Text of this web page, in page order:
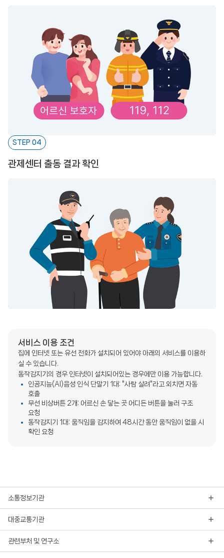
STEP 04
관제센터 출동 결과 확인
서비스 이용 조건
집에 인터넷 또는 유선 전화가 설치되어 있어야 아래의 서비스를 이용하
실 수 있습니다.
동작감지기의 경우 인터넷이 설치되어있는 경우에만 이용 가능합니다.
인공지능(AI)음성 인식 단말기 1대: "사람 살려"라고 외치면 자동
호출
무선 비상버튼 2개: 어르신 손 닿는 곳 어디든 버튼을 눌러 구조
요청
동작감지기 1대: 움직임을 감지하여 48시간 동안 움직임이 없을 시
확인 요청
소통정보기관
대중교통기관
관련부처 및 연구소